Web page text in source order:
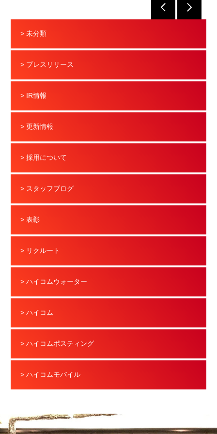
> 未分類
> プレスリリース
> IR情報
> 更新情報
> 採用について
> スタッフブログ
> 表彰
> リクルート
> ハイコムウォーター
> ハイコム
> ハイコムポスティング
> ハイコムモバイル